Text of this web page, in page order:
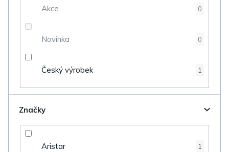
Akce 0
Novinka 0
Český výrobek 1
Značky
Aristar 1